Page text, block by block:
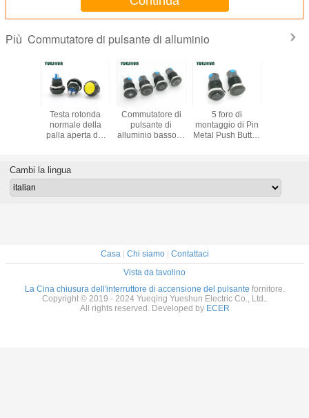
Più Commutatore di pulsante di alluminio
di
di
Testa rotonda
normale della
palla aperta del
momentaneo
impermeabile di
Commutatore di
pulsante di
alluminio basso di
impermeabile
5 foro di
montaggio di Pin
Metal Push Button
l'alto si è
Cambi la lingua
Casa| Chi siamo| Contattaci
Vista da tavolino
La Cina chiusura dell'interruttore di accensione del pulsante fornitore.
Copyright © 2019 - 2024 Yueqing Yueshun Electric Co., Ltd..
All rights reserved. Developed by ECER